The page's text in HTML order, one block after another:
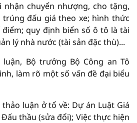
chuyển nhượng, cho tặng,
đấu giá theo xe; hình thức
quy định biển số ô tô là tài
lý nhà nước (tài sản đặc thù)...
Bộ trưởng Bộ Công an Tô
làm rõ một số vấn đề đại biểu
luận ở tổ về: Dự án Luật Giá
thầu (sửa đổi); Việc thực hiện